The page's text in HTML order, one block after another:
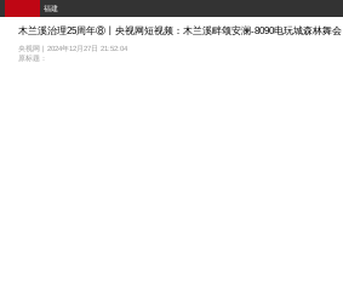
福建
木兰溪治理25周年⑧丨央视网短视频：木兰溪畔颂安澜-8090电玩城森林舞会
央视网 | 2024年12月27日 21:52:04
原标题：